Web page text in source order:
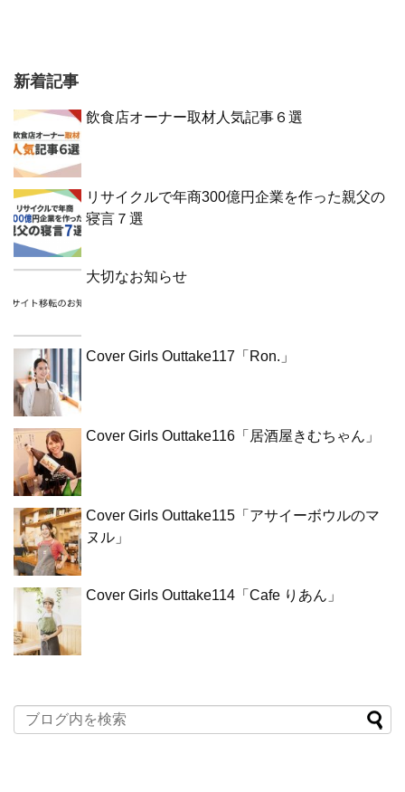
新着記事
飲食店オーナー取材人気記事６選
リサイクルで年商300億円企業を作った親父の
寝言７選
大切なお知らせ
Cover Girls Outtake117「Ron.」
Cover Girls Outtake116「居酒屋きむちゃん」
Cover Girls Outtake115「アサイーボウルのマ
ヌル」
Cover Girls Outtake114「Cafe りあん」